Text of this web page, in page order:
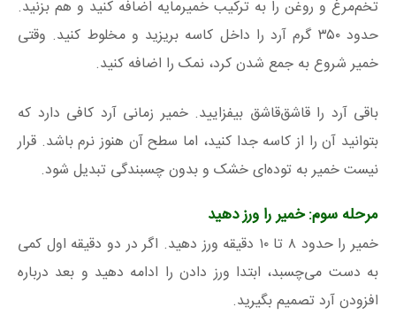
تخم‌مرغ و روغن را به ترکیب خمیرمایه اضافه کنید و هم بزنید.
حدود ۳۵۰ گرم آرد را داخل کاسه بریزید و مخلوط کنید. وقتی
خمیر شروع به جمع شدن کرد، نمک را اضافه کنید.
باقی آرد را قاشق‌قاشق بیفزایید. خمیر زمانی آرد کافی دارد که
بتوانید آن را از کاسه جدا کنید، اما سطح آن هنوز نرم باشد. قرار
نیست خمیر به توده‌ای خشک و بدون چسبندگی تبدیل شود.
مرحله سوم: خمیر را ورز دهید
خمیر را حدود ۸ تا ۱۰ دقیقه ورز دهید. اگر در دو دقیقه اول کمی
به دست می‌چسبد، ابتدا ورز دادن را ادامه دهید و بعد درباره
افزودن آرد تصمیم بگیرید.